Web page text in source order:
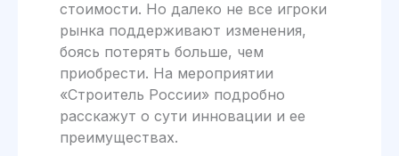
стоимости. Но далеко не все игроки
рынка поддерживают изменения,
боясь потерять больше, чем
приобрести. На мероприятии
«Строитель России» подробно
расскажут о сути инновации и ее
преимуществах.